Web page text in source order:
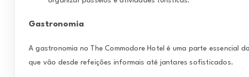
Gastronomia
A gastronomia no The Commodore Hotel é uma parte essencial
que vão desde refeições informais até jantares sofisticados.